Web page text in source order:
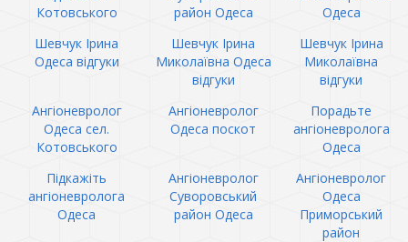
Котовського
район Одеса
Одеса
Шевчук Ірина
Одеса відгуки
Шевчук Ірина
Миколаївна Одеса
відгуки
Шевчук Ірина
Миколаївна
відгуки
Ангіоневролог
Одеса сел.
Котовського
Ангіоневролог
Одеса поскот
Порадьте
ангіоневролога
Одеса
Підкажіть
ангіоневролога
Одеса
Ангіоневролог
Суворовський
район Одеса
Ангіоневролог
Одеса
Приморський
район